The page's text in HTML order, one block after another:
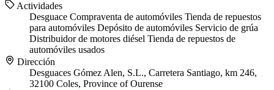
Actividades
Desguace Compraventa de automóviles Tienda de repuestos
para automóviles Depósito de automóviles Servicio de grúa
Distribuidor de motores diésel Tienda de repuestos de
automóviles usados
Dirección
Desguaces Gómez Alen, S.L., Carretera Santiago, km 246,
32100 Coles, Province of Ourense